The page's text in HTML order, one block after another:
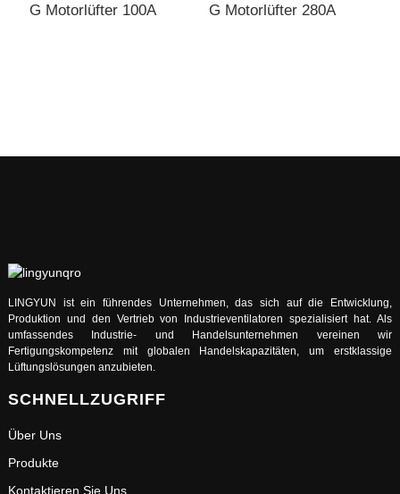
G Motorlüfter 100A G Motorlüfter 280A
LINGYUN ist ein führendes Unternehmen, das sich auf die Entwicklung,
Produktion und den Vertrieb von Industrieventilatoren spezialisiert hat. Als
umfassendes Industrie- und Handelsunternehmen vereinen wir
Fertigungskompetenz mit globalen Handelskapazitäten, um erstklassige
Lüftungslösungen anzubieten.
SCHNELLZUGRIFF
Über Uns
Produkte
Kontaktieren Sie Uns